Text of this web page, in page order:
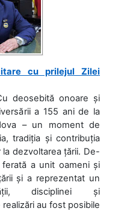
cu prilejul Zilei
deosebită onoare și
a 155 ani de la
– un moment de
tradiția și contribuția
dezvoltarea țării. De-
a unit oameni și
și a reprezentat un
disciplinei și
au fost posibile